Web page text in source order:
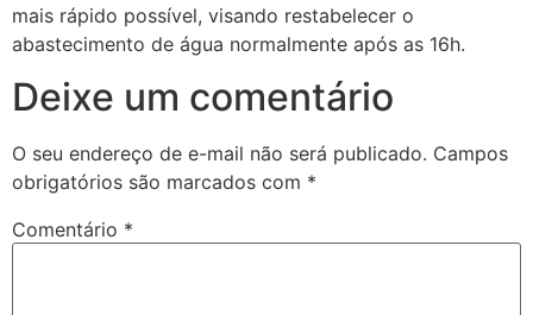
mais rápido possível, visando restabelecer o
abastecimento de água normalmente após as 16h.
Deixe um comentário
O seu endereço de e-mail não será publicado. Campos
obrigatórios são marcados com *
Comentário *